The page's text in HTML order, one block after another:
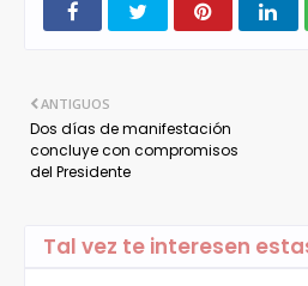
ANTIGUOS
Dos días de manifestación
concluye con compromisos
del Presidente
Tal vez te interesen